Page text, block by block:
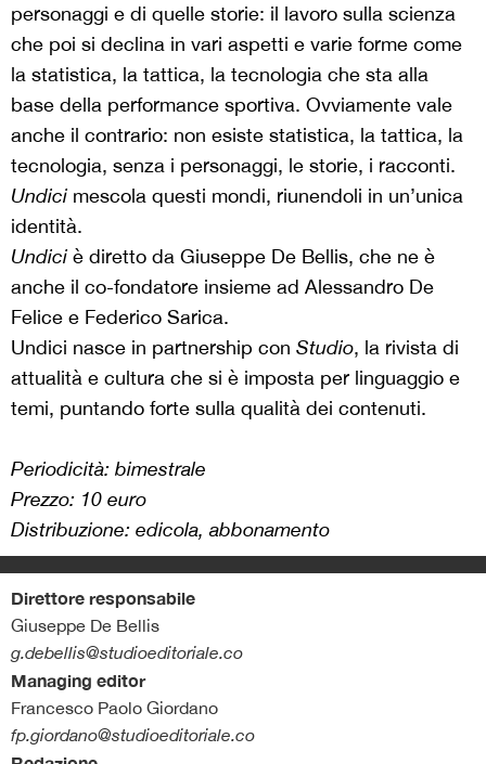
personaggi e di quelle storie: il lavoro sulla scienza
che poi si declina in vari aspetti e varie forme come
la statistica, la tattica, la tecnologia che sta alla
base della performance sportiva. Ovviamente vale
anche il contrario: non esiste statistica, la tattica, la
tecnologia, senza i personaggi, le storie, i racconti.
Undici mescola questi mondi, riunendoli in un’unica
identità.
Undici è diretto da Giuseppe De Bellis, che ne è
anche il co-fondatore insieme ad Alessandro De
Felice e Federico Sarica.
Undici nasce in partnership con Studio, la rivista di
attualità e cultura che si è imposta per linguaggio e
temi, puntando forte sulla qualità dei contenuti.
Periodicità: bimestrale
Prezzo: 10 euro
Distribuzione: edicola, abbonamento
Direttore responsabile
Giuseppe De Bellis
g.debellis@studioeditoriale.co
Managing editor
Francesco Paolo Giordano
fp.giordano@studioeditoriale.co